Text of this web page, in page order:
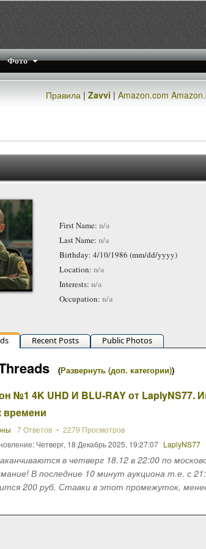
Фото
Правила |Zavvi |Amazon.com
First Name: n/a
Last Name: n/a
Birthday: 4/10/1986 (mm/dd/yyyy)
Location: n/a
Interests: n/a
Occupation: n/a
Recent Posts Public Photos
(Развернуть (доп. категории))
№1 4K UHD И BLU-RAY от LaplyNS77.
времени
7 Ответов
2279 Просмотров
Четверг, 18 Декабрь 2025, 19:27:07 LaplyNS77
в четверг 18.12 в 22:00 по
В последние 10 минут аукциона т.е. с
200 руб. Ставки в этот промежуток,